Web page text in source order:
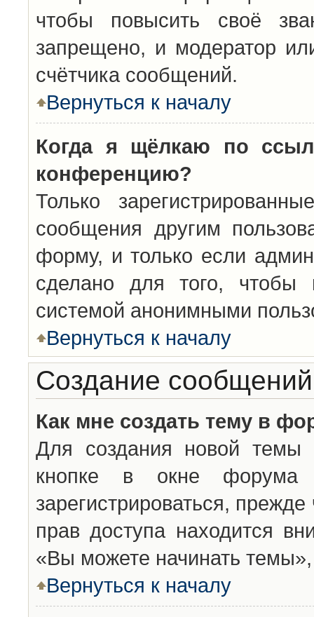
чтобы повысить своё
запрещено, и модератор
счётчика сообщений.
Вернуться к началу
Когда я щёлкаю по
конференцию?
Только
сообщения другим
форму, и только если
сделано для того, чтобы
системой анонимными
Вернуться к началу
Создание сообщений
Как мне создать тему в
Для создания новой темы
кнопке в окне
зарегистрироваться,
прав доступа находится
«Вы можете начинать
Вернуться к началу